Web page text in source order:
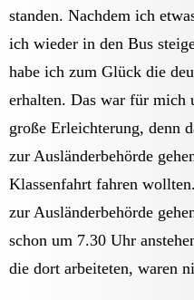
standen. Nachdem ich
ich wieder in den Bus
habe ich zum Glück die
erhalten. Das war für mich
große Erleichterung, denn
zur Ausländerbehörde
Klassenfahrt fahren
zur Ausländerbehörde
schon um 7.30 Uhr
die dort arbeiteten, waren